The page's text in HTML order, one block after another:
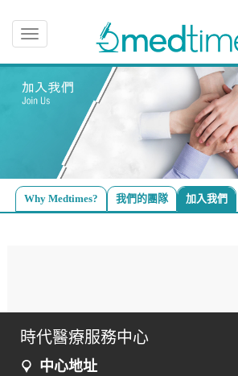
Toggle
navigation
Why Medtimes? 我們的團隊 加入我們
時代醫療服務中心
中心地址